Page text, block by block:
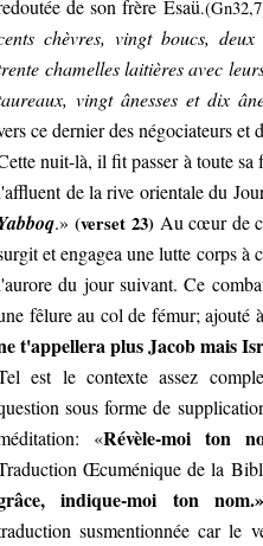
de son frère Esaü
chèvres, vingt boucs,
chamelles laitières avec
vingt ânesses et dix
ce dernier des négociateurs et
nuit-là, il fit passer à toute sa
de la rive orientale du
.» (verset 23) Au cœur de
et engagea une lutte corps à
du jour suivant. Ce
fêlure au col de fémur; ajouté
t'appellera plus Jacob mais
est le contexte assez
sous forme de
«Révèle-moi ton
Œcuménique de la
indique-moi ton
susmentionnée car le